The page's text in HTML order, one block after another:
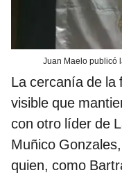
Juan Maelo publicó
La cercanía de la
visible que
con otro líder de
Muñico
quien, como